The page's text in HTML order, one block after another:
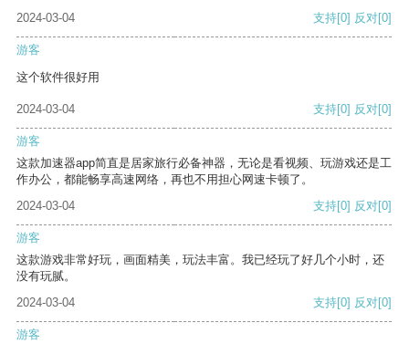
2024-03-04
支持[0] 反对[0]
游客
这个软件很好用
2024-03-04 支持[0] 反对[0]
游客
这款加速器app简直是居家旅行必备神器，无论是看视频、玩游戏还是工
作办公，都能畅享高速网络，再也不用担心网速卡顿了。
2024-03-04
支持[0] 反对[0]
游客
这款游戏非常好玩，画面精美，玩法丰富。我已经玩了好几个小时，还
没有玩腻。
2024-03-04
支持[0] 反对[0]
游客